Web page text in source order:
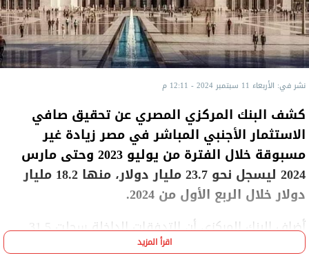
نشر في: الأربعاء 11 سبتمبر 2024 - 12:11 م
كشف البنك المركزي المصري عن تحقيق صافي
الاستثمار الأجنبي المباشر في مصر زيادة غير
مسبوقة خلال الفترة من يوليو 2023 وحتى مارس
2024 ليسجل نحو 23.7 مليار دولار، منها 18.2 مليار
دولار خلال الربع الأول من 2024.
أضاف البنك المركزي أن التدفقات الداخلة سجلت 31.5
مليار دولار خلال الـ9 أشهر الأولى من 2024/2023، منها 21
اقرأ المزيد